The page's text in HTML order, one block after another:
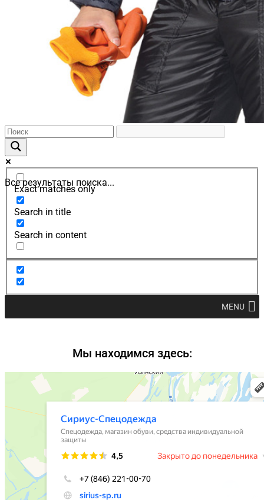
Все результаты поиска...
Exact matches only
Search in title
Search in content
MENU
Мы находимся здесь: